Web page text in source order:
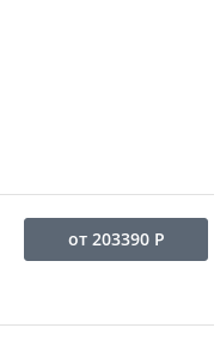
от 203390Р